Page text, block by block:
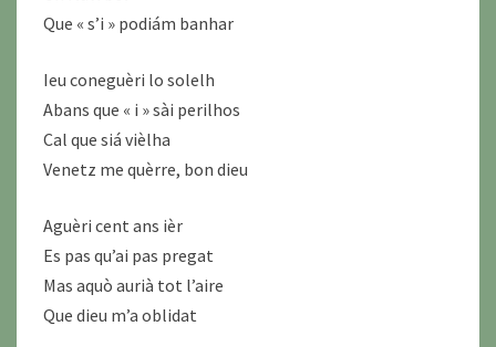
Que « s’i » podiám banhar
Ieu coneguèri lo solelh
Abans que « i » sài perilhos
Cal que siá vièlha
Venetz me quèrre, bon dieu
Aguèri cent ans ièr
Es pas qu’ai pas pregat
Mas aquò aurià tot l’aire
Que dieu m’a oblidat